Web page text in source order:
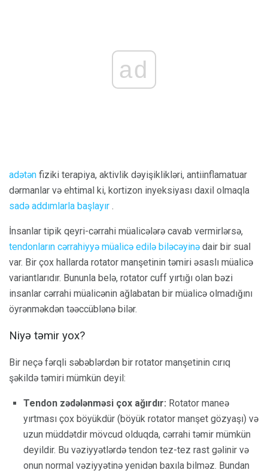
ad
adətən fiziki terapiya, aktivlik dəyişiklikləri, antiinflamatuar
dərmanlar və ehtimal ki, kortizon inyeksiyası daxil olmaqla
sadə addımlarla başlayır .
İnsanlar tipik qeyri-cərrahi müalicələrə cavab vermirlərsə,
tendonların cərrahiyyə müalicə edilə biləcəyinə dair bir sual
var. Bir çox hallarda rotator manşetinin təmiri əsaslı müalicə
variantlarıdır. Bununla belə, rotator cuff yırtığı olan bəzi
insanlar cərrahi müalicənin ağlabatan bir müalicə olmadığını
öyrənməkdən təəccüblənə bilər.
Niyə təmir yox?
Bir neçə fərqli səbəblərdən bir rotator manşetinin cırıq
şəkildə təmiri mümkün deyil:
Tendon zədələnməsi çox ağırdır: Rotator maneə
yırtması çox böyükdür (böyük rotator manşet gözyaşı) və
uzun müddətdir mövcud olduqda, cərrahi təmir mümkün
deyildir. Bu vəziyyətlərdə tendon tez-tez rast gəlinir və
onun normal vəziyyətinə yenidən baxıla bilməz. Bundan